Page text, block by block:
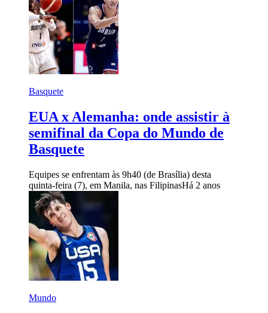
Basquete
EUA x Alemanha: onde assistir à
semifinal da Copa do Mundo de
Basquete
Equipes se enfrentam às 9h40 (de Brasília) desta
quinta-feira (7), em Manila, nas FilipinasHá 2 anos
Mundo